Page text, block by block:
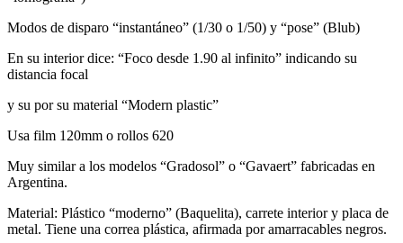
Modos de disparo “instantáneo” (1/30 o 1/50) y “pose” (Blub)
En su interior dice: “Foco desde 1.90 al infinito” indicando su
distancia focal
y su por su material “Modern plastic”
Usa film 120mm o rollos 620
Muy similar a los modelos “Gradosol” o “Gavaert” fabricadas en
Argentina.
Material: Plástico “moderno” (Baquelita), carrete interior y placa de
metal. Tiene una correa plástica, afirmada por amarracables negros.